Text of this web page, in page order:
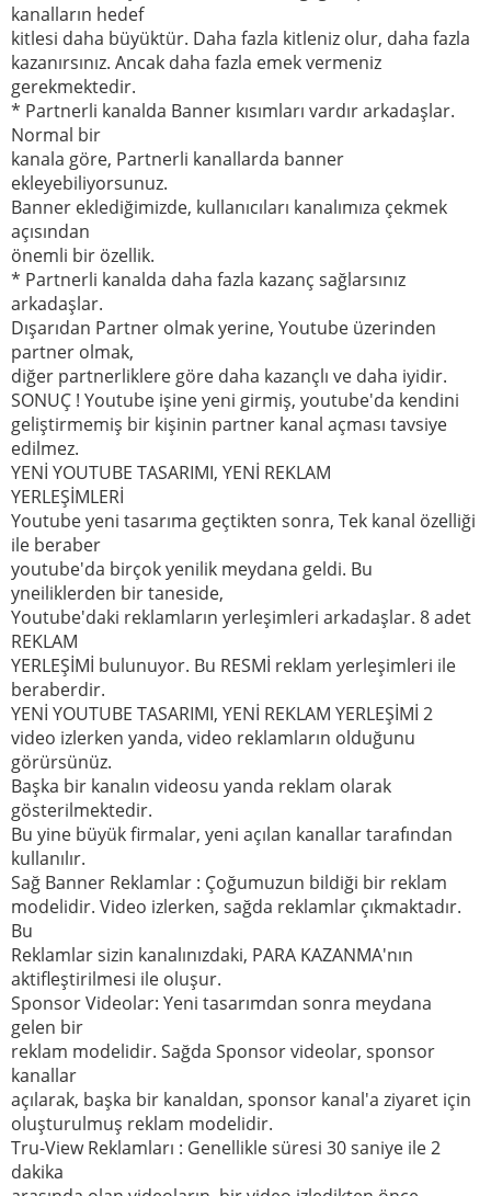
kanalların hedef
kitlesi daha büyüktür. Daha fazla kitleniz olur, daha fazla
kazanırsınız. Ancak daha fazla emek vermeniz
gerekmektedir.
* Partnerli kanalda Banner kısımları vardır arkadaşlar.
Normal bir
kanala göre, Partnerli kanallarda banner
ekleyebiliyorsunuz.
Banner eklediğimizde, kullanıcıları kanalımıza çekmek
açısından
önemli bir özellik.
* Partnerli kanalda daha fazla kazanç sağlarsınız
arkadaşlar.
Dışarıdan Partner olmak yerine, Youtube üzerinden
partner olmak,
diğer partnerliklere göre daha kazançlı ve daha iyidir.
SONUÇ ! Youtube işine yeni girmiş, youtube'da kendini
geliştirmemiş bir kişinin partner kanal açması tavsiye
edilmez.
YENİ YOUTUBE TASARIMI, YENİ REKLAM
YERLEŞİMLERİ
Youtube yeni tasarıma geçtikten sonra, Tek kanal özelliği
ile beraber
youtube'da birçok yenilik meydana geldi. Bu
yneiliklerden bir taneside,
Youtube'daki reklamların yerleşimleri arkadaşlar. 8 adet
REKLAM
YERLEŞİMİ bulunuyor. Bu RESMİ reklam yerleşimleri ile
beraberdir.
YENİ YOUTUBE TASARIMI, YENİ REKLAM YERLEŞİMİ 2
video izlerken yanda, video reklamların olduğunu
görürsünüz.
Başka bir kanalın videosu yanda reklam olarak
gösterilmektedir.
Bu yine büyük firmalar, yeni açılan kanallar tarafından
kullanılır.
Sağ Banner Reklamlar : Çoğumuzun bildiği bir reklam
modelidir. Video izlerken, sağda reklamlar çıkmaktadır.
Bu
Reklamlar sizin kanalınızdaki, PARA KAZANMA'nın
aktifleştirilmesi ile oluşur.
Sponsor Videolar: Yeni tasarımdan sonra meydana
gelen bir
reklam modelidir. Sağda Sponsor videolar, sponsor
kanallar
açılarak, başka bir kanaldan, sponsor kanal'a ziyaret için
oluşturulmuş reklam modelidir.
Tru-View Reklamları : Genellikle süresi 30 saniye ile 2
dakika